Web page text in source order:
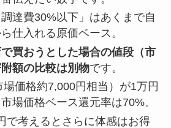
達費30%以下」はあくまで自
仕入れる原価ベース。
買おうとした場合の値段（市
額の比較は別物です。
価格約7,000円相当）が1万円
場価格ベース還元率は70%。
で考えるとさらに体感はお得